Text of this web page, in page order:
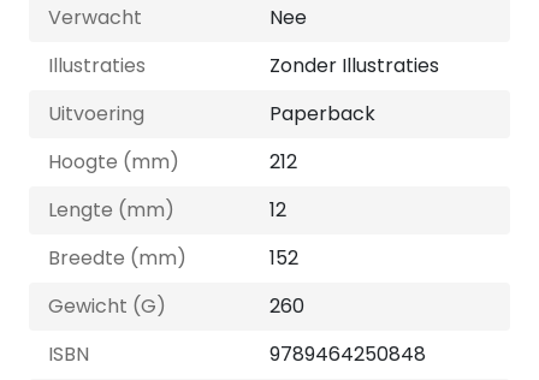
Verwacht
Nee
Illustraties
Zonder Illustraties
Uitvoering
Paperback
Hoogte (mm)
212
Lengte (mm)
12
Breedte (mm)
152
Gewicht (G)
260
ISBN
9789464250848